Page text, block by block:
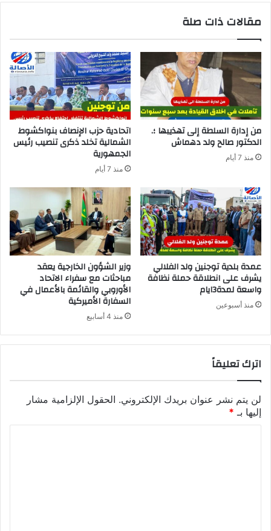
مقالات ذات صلة
من إدارة السلطة إلى تهذيبها ؛.
الدكتور صالح ولد دهماش
منذ 7 أيام
اتحادية حزب الإنصاف بنواكشوط
الشمالية تخلد ذكرى تنصيب رئيس
الجمهورية
منذ 7 أيام
عمدة بلدية توجنين ولد الفلالي
يشرف على انطلاقة حملة نظافة
واسعة لمدة3ايام
منذ أسبوعين
وزير الشؤون الخارجية يعقد
مباحثات مع سفراء الاتحاد
الأوروبي والقائمة بالأعمال في
السفارة الأميركية
منذ 4 أسابيع
اترك تعليقاً
لن يتم نشر عنوان بريدك الإلكتروني. الحقول الإلزامية مشار
إليها بـ *